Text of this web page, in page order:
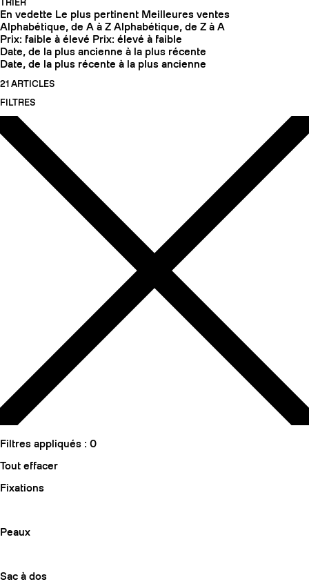
TRIER
En vedette Le plus pertinent Meilleures ventes
Alphabétique, de A à Z Alphabétique, de Z à A
Prix: faible à élevé Prix: élevé à faible
Date, de la plus ancienne à la plus récente
Date, de la plus récente à la plus ancienne
21 ARTICLES
FILTRES
Filtres appliqués : 0
Tout effacer
Fixations
Peaux
Sac à dos